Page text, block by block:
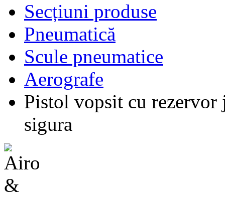
Secțiuni produse
Pneumatică
Scule pneumatice
Aerografe
Pistol vopsit cu rezervor
sigura